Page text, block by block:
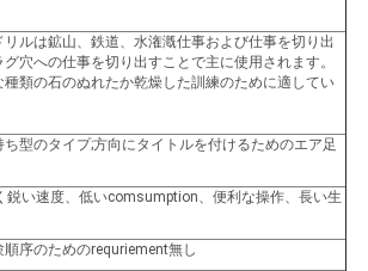
ルは鉱山、鉄道、水潅漑仕事および仕事を切り出
穴への仕事を切り出すことで主に使用されます。
種類の石のぬれたか乾燥した訓練のために適してい
型のタイプ;方向にタイトルを付けるためのエア足
鋭い速度、低いcomsumption、便利な操作、長い生
順序のためのrequriement無し